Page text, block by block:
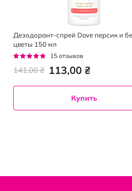
Дезодорант-спрей Dove персик и
цветы 150 мл
Рейтинг:
15 отзывов
113,00 ₴
141,00 ₴
Купить